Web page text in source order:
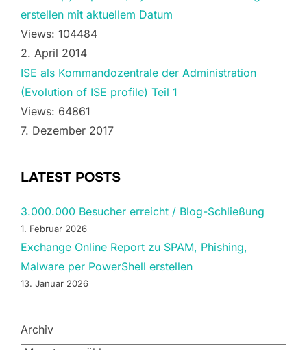
erstellen mit aktuellem Datum
Views: 104484
2. April 2014
ISE als Kommandozentrale der Administration
(Evolution of ISE profile) Teil 1
Views: 64861
7. Dezember 2017
LATEST POSTS
3.000.000 Besucher erreicht / Blog-Schließung
1. Februar 2026
Exchange Online Report zu SPAM, Phishing,
Malware per PowerShell erstellen
13. Januar 2026
Archiv